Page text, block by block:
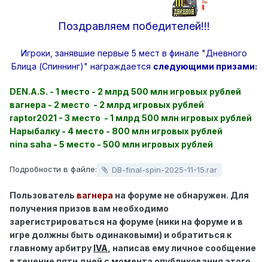
Поздравляем победителей!!!
Игроки, занявшие первые 5 мест в финале "Дневного
Блица (Спиннинг)" награждается следующими призами:
DEN.A.S. - 1 место - 2 млрд 500 млн игровых рублей
вагнера - 2 место - 2 млрд игровых рублей
raptor2021 - 3 место - 1 млрд 500 млн игровых рублей
Нарыбалку - 4 место - 800 млн игровых рублей
nina saha - 5 место - 500 млн игровых рублей
Подробности в файле: DB-final-spin-2025-11-15.rar
Пользователь вагнера на форуме не обнаружен. Для
получения призов вам необходимо
зарегистрироваться на форуме (ники на форуме и в
игре должны быть одинаковыми) и обратиться к
главному арбитру IVA , написав ему личное сообщение